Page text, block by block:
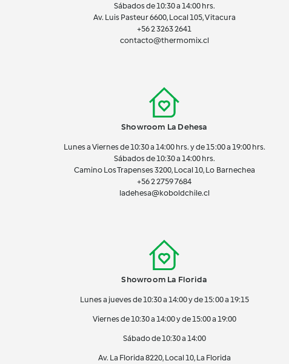
Sábados de 10:30 a 14:00 hrs.
Av. Luis Pasteur 6600, Local 105, Vitacura
+56 2 3263 2641
contacto@thermomix.cl
Showroom La Dehesa
Lunes a Viernes de 10:30 a 14:00 hrs. y de 15:00 a 19:00 hrs.
Sábados de 10:30 a 14:00 hrs.
Camino Los Trapenses 3200, Local 10, Lo Barnechea
+56 22759 7684
ladehesa@koboldchile.cl
Showroom La Florida
Lunes a jueves de 10:30 a 14:00 y de 15:00 a 19:15
Viernes de 10:30 a 14:00 y de 15:00 a 19:00
Sábado de 10:30 a 14:00
Av. La Florida 8220, Local 10, La Florida